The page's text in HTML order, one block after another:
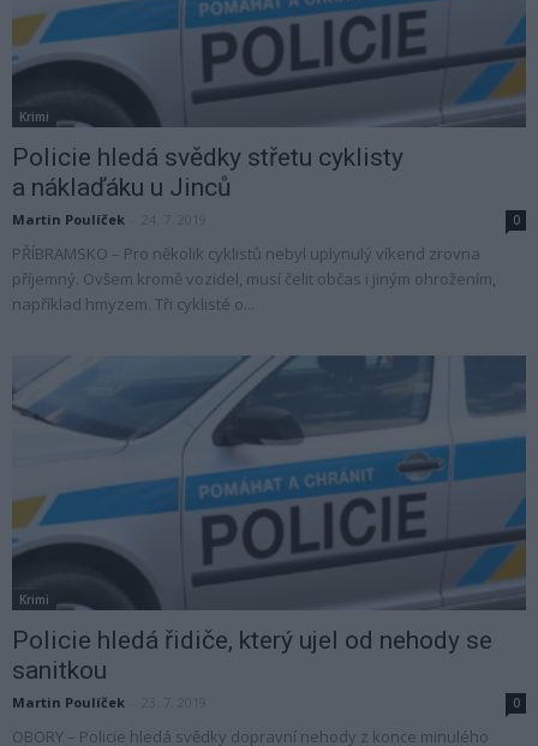
Krimi
Policie hledá svědky střetu cyklisty
a náklaďáku u Jinců
Martin Poulíček 0
PŘÍBRAMSKO – Pro několik cyklistů nebyl uplynulý víkend zrovna
příjemný. Ovšem kromě vozidel, musí čelit občas i jiným ohrožením,
například hmyzem. Tři cyklisté o...
Krimi
Policie hledá řidiče, který ujel od nehody se
sanitkou
Martin Poulíček 0
OBORY – Policie hledá svědky dopravní nehody z konce minulého